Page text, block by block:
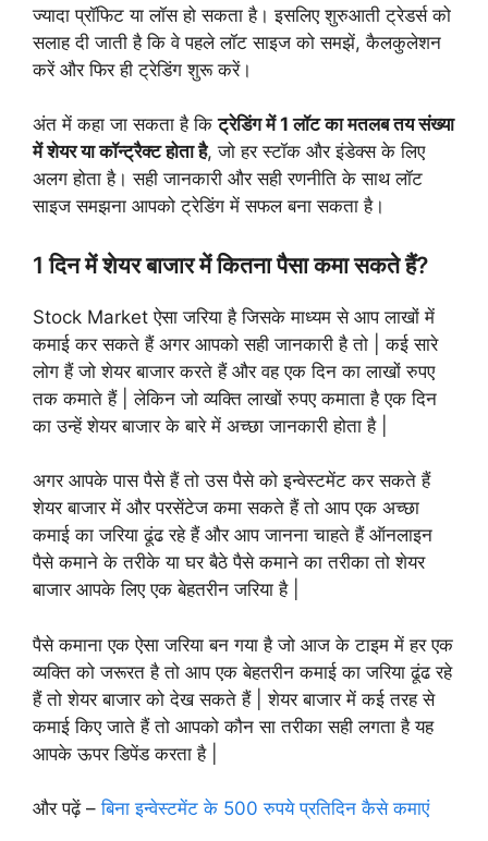
ज्यादा प्रॉफिट या लॉस हो सकता है। इसलिए शुरुआती ट्रेडर्स को
सलाह दी जाती है कि वे पहले लॉट साइज को समझें, कैलकुलेशन
करें और फिर ही ट्रेडिंग शुरू करें।
अंत में कहा जा सकता है किट्रेडिंग में 1 लॉट का मतलब तय संख्या
में शेयर या कॉन्ट्रैक्ट होता है, जो हर स्टॉक और इंडेक्स के लिए
अलग होता है। सही जानकारी और सही रणनीति के साथ लॉट
साइज समझना आपको ट्रेडिंग में सफल बना सकता है।
1 दिन में शेयर बाजार में कितना पैसा कमा सकते हैं?
Stock Market ऐसा जरिया है जिसके माध्यम से आप लाखों में
कमाई कर सकते हैं अगर आपको सही जानकारी है तो | कई सारे
लोग हैं जो शेयर बाजार करते हैं और वह एक दिन का लाखों रुपए
तक कमाते हैं | लेकिन जो व्यक्ति लाखों रुपए कमाता है एक दिन
का उन्हें शेयर बाजार के बारे में अच्छा जानकारी होता है |
अगर आपके पास पैसे हैं तो उस पैसे को इन्वेस्टमेंट कर सकते हैं
शेयर बाजार में और परसेंटेज कमा सकते हैं तो आप एक अच्छा
कमाई का जरिया ढूंढ रहे हैं और आप जानना चाहते हैं ऑनलाइन
पैसे कमाने के तरीके या घर बैठे पैसे कमाने का तरीका तो शेयर
बाजार आपके लिए एक बेहतरीन जरिया है |
पैसे कमाना एक ऐसा जरिया बन गया है जो आज के टाइम में हर एक
व्यक्ति को जरूरत है तो आप एक बेहतरीन कमाई का जरिया ढूंढ रहे
हैं तो शेयर बाजार को देख सकते हैं | शेयर बाजार में कई तरह से
कमाई किए जाते हैं तो आपको कौन सा तरीका सही लगता है यह
आपके ऊपर डिपेंड करता है |
और पढ़ें –बिना इन्वेस्टमेंट के 500 रुपये प्रतिदिन कैसे कमाएं